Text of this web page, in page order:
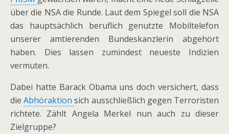
über die NSA die Runde. Laut dem Spiegel soll die NSA
das hauptsächlich beruflich genutzte Mobiltelefon
unserer amtierenden Bundeskanzlerin abgehört
haben. Dies lassen zumindest neueste Indizien
vermuten.
Dabei hatte Barack Obama uns doch versichert, dass
dieAbhöraktionsich ausschließlich gegen Terroristen
richtete. Zählt Angela Merkel nun auch zu dieser
Zielgruppe?